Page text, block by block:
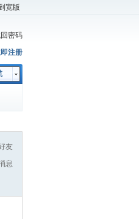
宽版
密码
注册
友
息